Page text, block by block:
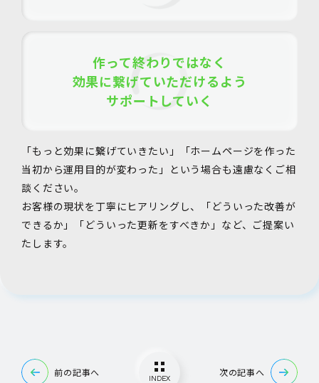
作って終わりではなく
効果に繋げていただけるよう
サポートしていく
「もっと効果に繋げていきたい」「ホームページを作った
当初から運用目的が変わった」という場合も遠慮なくご相
談ください。
お客様の現状を丁寧にヒアリングし、「どういった改善が
できるか」「どういった更新をすべきか」など、ご提案い
たします。
前の記事へ
INDEX
次の記事へ